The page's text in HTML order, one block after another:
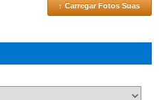
↑ Carregar Fotos Suas